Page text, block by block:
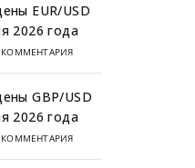
EUR/USD
2026 года
КОММЕНТАРИЯ
GBP/USD
2026 года
КОММЕНТАРИЯ